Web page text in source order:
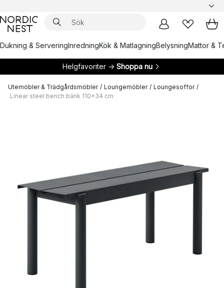
Dukning & ServeringInredningKök & MatlagningBelysningMattor &
Helgfavoriter → Shoppa nu
Utemöbler & Trädgårdsmöbler / Loungemöbler / Loungesoffor /
Linear steel bench bänk 110x34 cm